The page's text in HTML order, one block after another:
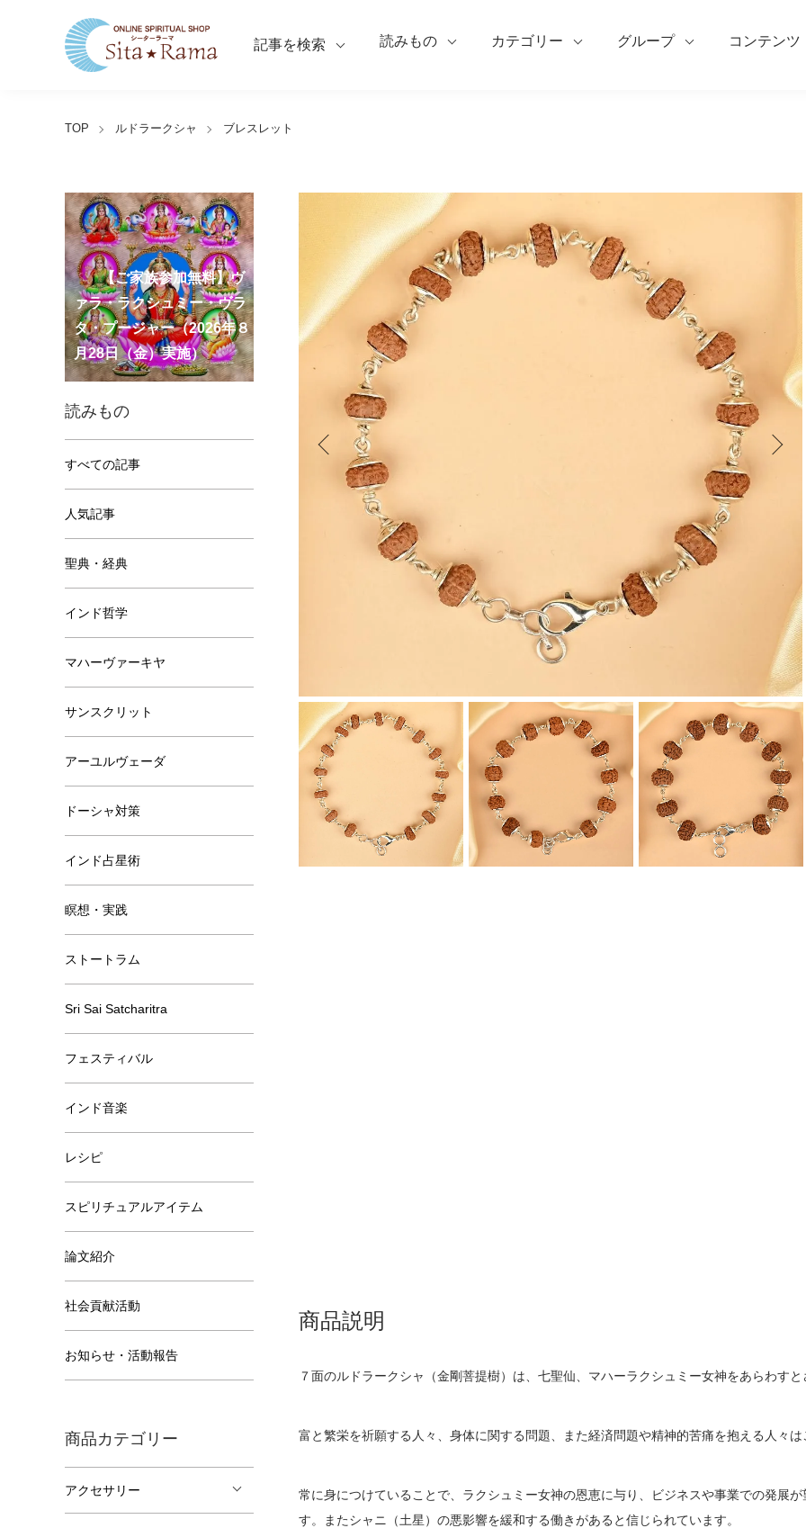
記事を検索 読みもの カテゴリー グループ コンテンツ
TOP ルドラークシャ ブレスレット
商品説明
７面のルドラークシャ（金剛菩提樹）は、七聖仙、マハーラクシュミー女神をあらわす
富と繁栄を祈願する人々、身体に関する問題、また経済問題や精神的苦痛を抱える人々
常に身につけていることで、ラクシュミー女神の恩恵に与り、ビジネスや事業での発展
す。またシャニ（土星）の悪影響を緩和する働きがあると信じられています。
【ご家族参加無料】ア
ーディ・アマーヴァシャ
ー・プージャー（2026年８
月12日（水）実施）
【ご家族参加無料】ラ
クシュミー・クベーラ・マ
ンスリー・プージャー
（2026年８月12日（水）実
施）
【ご家族参加無料】ナ
ーガ・パンチャミー・プー
ジャー（2026年８月17日
（月）実施）
【ご家族参加無料】ヴ
ァラ・ラクシュミー・ヴラ
タ・プージャー（2026年８
月28日（金）実施）
【ご家族参加無料】サ
ンカタハラ・チャトゥルテ
ィー・プージャー（2026年
８月31日（月）実施）
【ご家族参加無料】クリシ
ュナ・ジャヤンティー・プ
ージャー（2026年９月４日
（金）実施）
【ご家族参加無料】ガ
ネーシャ・チャトゥルティ
ー・プージャー（2026年９
月14日（月）実施）
【ご家族参加無料】マ
ハーラクシュミー・ヴラ
タ・プージャー（2026年９
月19日（土）実施）
【ご家族参加無料】マ
ハーラヤー・アマーヴァシ
ャー・プージャー（2026年
10月10日（土）実施）
第220回グループ・ホ
ーマ（ナーガ・パンチャミ
ー、2026年８月17日（月）
実施）
第221回グループ・ホ
ーマ（ガーヤトリー・ジャ
ヤンティー、2026年８月28
日（金）実施）
アンナダーナ・プロジェク
ト（食事の奉仕）
ポストコロナ福祉活動支援
募金
読みもの
すべての記事
人気記事
聖典・経典
インド哲学
マハーヴァーキヤ
サンスクリット
アーユルヴェーダ
ドーシャ対策
インド占星術
瞑想・実践
ストートラム
Sri Sai Satcharitra
フェスティバル
インド音楽
レシピ
スピリチュアルアイテム
論文紹介
社会貢献活動
お知らせ・活動報告
商品カテゴリー
アクセサリー